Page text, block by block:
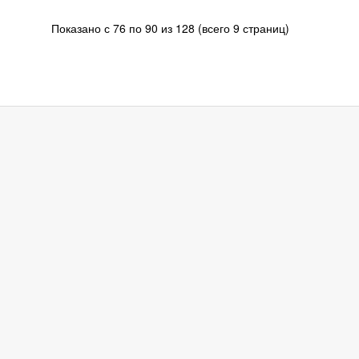
Показано с 76 по 90 из 128 (всего 9 страниц)